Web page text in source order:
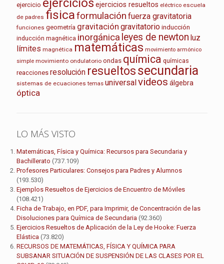
ejercicio ejercicios ejercicios resueltos eléctrico escuela
de padres fisicaformulación fuerza gravitatoria
funciones geometría gravitación gravitatorio inducción
inducción magnética inorgánica leyes de newton luz
límites magnética matemáticas movimiento armónico
simple movimiento ondulatorio ondas química químicas
reacciones resolución resueltossecundaria
sistemas de ecuaciones temas universalvideos álgebra
óptica
LO MÁS VISTO
Matemáticas, Física y Química: Recursos para Secundaria y
Bachillerato (737.109)
Profesores Particulares: Consejos para Padres y Alumnos
(193.530)
Ejemplos Resueltos de Ejercicios de Encuentro de Móviles
(108.421)
Ficha de Trabajo, en PDF, para Imprimir, de Concentración de las
Disoluciones para Química de Secundaria (92.360)
Ejercicios Resueltos de Aplicación de la Ley de Hooke: Fuerza
Elástica (73.820)
RECURSOS DE MATEMÁTICAS, FÍSICA Y QUÍMICA PARA
SUBSANAR SITUACIÓN DE SUSPENSIÓN DE LAS CLASES POR EL